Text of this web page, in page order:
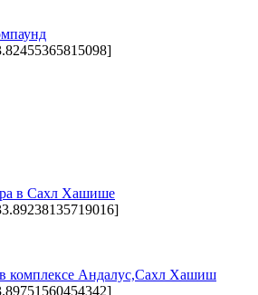
в Сахл Хашише
в комплексе Андалус,Сахл Хашиш